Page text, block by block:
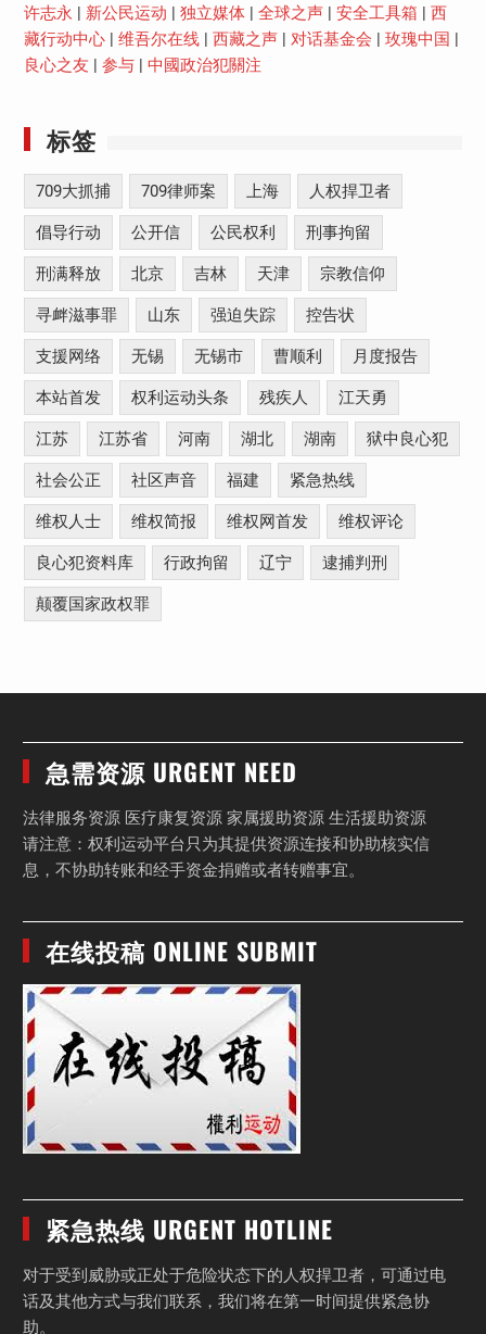
许志永
新公民运动 独立媒体| 全球之声| 安全工具箱
西
藏行动中心| 维吾尔在线| 西藏之声| 对话基金会 玫瑰中国
良心之友
参与| 中國政治犯關注
标签
709大抓捕 709律师案 上海 人权捍卫者
倡导行动 公开信 公民权利 刑事拘留
刑满释放 北京 吉林 天津 宗教信仰
寻衅滋事罪 山东 强迫失踪 控告状
支援网络 无锡 无锡市 曹顺利 月度报告
本站首发 权利运动头条 残疾人 江天勇
江苏 江苏省 河南 湖北 湖南 狱中良心犯
社会公正 社区声音 福建 紧急热线
维权人士 维权简报 维权网首发 维权评论
良心犯资料库 行政拘留 辽宁 逮捕判刑
颠覆国家政权罪
急需资源 URGENT NEED
法律服务资源 医疗康复资源 家属援助资源 生活援助资源
请注意：权利运动平台只为其提供资源连接和协助核实信
息，不协助转账和经手资金捐赠或者转赠事宜。
在线投稿 ONLINE SUBMIT
紧急热线 URGENT HOTLINE
对于受到威胁或正处于危险状态下的人权捍卫者，可通过电
话及其他方式与我们联系，我们将在第一时间提供紧急协
助。